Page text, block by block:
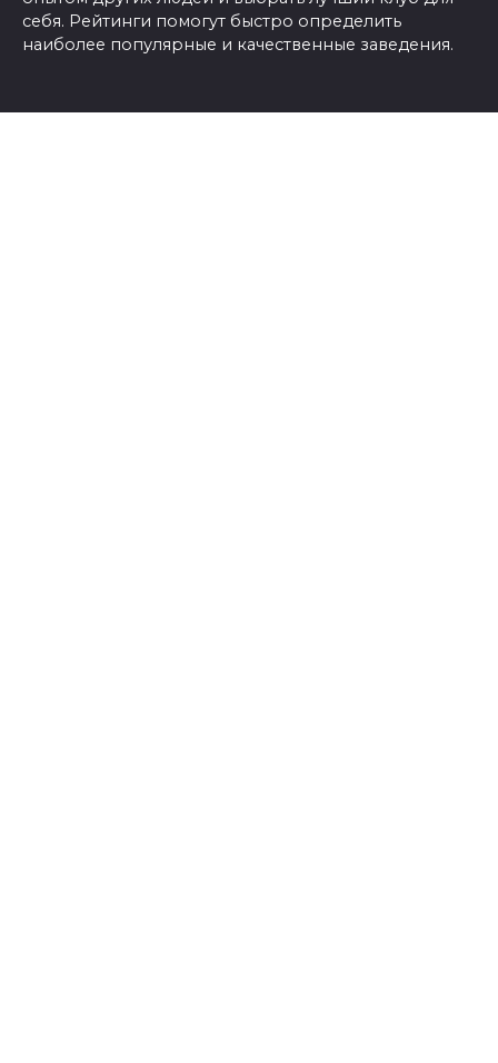
себя. Рейтинги помогут быстро определить
наиболее популярные и качественные заведения.